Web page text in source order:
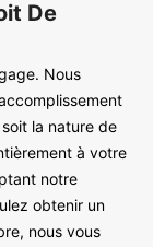
De
Nous
la nature de
à votre
notre
obtenir un
nous vous